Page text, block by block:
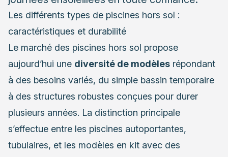
Les différents types de piscines hors sol :
caractéristiques et durabilité
Le marché des piscines hors sol propose
aujourd’hui une diversité de modèles répondant
à des besoins variés, du simple bassin temporaire
à des structures robustes conçues pour durer
plusieurs années. La distinction principale
s’effectue entre les piscines autoportantes,
tubulaires, et les modèles en kit avec des